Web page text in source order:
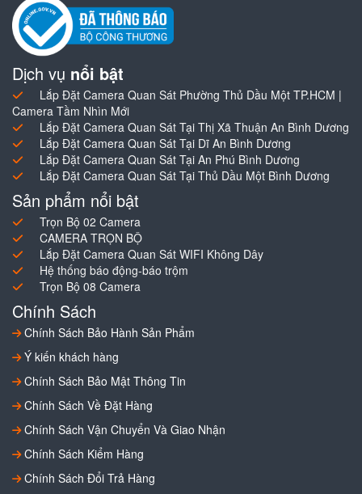
Dịch vụ nổi bật
Lắp Đặt Camera Quan Sát Phường Thủ Dầu Một TP.HCM |
Camera Tầm Nhìn Mới
Lắp Đặt Camera Quan Sát Tại Thị Xã Thuận An Bình Dương
Lắp Đặt Camera Quan Sát Tại Dĩ An Bình Dương
Lắp Đặt Camera Quan Sát Tại An Phú Bình Dương
Lắp Đặt Camera Quan Sát Tại Thủ Dầu Một Bình Dương
Sản phẩm nổi bật
Trọn Bộ 02 Camera
CAMERA TRỌN BỘ
Lắp Đặt Camera Quan Sát WIFI Không Dây
Hệ thống báo động-báo trộm
Trọn Bộ 08 Camera
Chính Sách
Chính Sách Bảo Hành Sản Phẩm
Ý kiến khách hàng
Chính Sách Bảo Mật Thông Tin
Chính Sách Về Đặt Hàng
Chính Sách Vận Chuyển Và Giao Nhận
Chính Sách Kiểm Hàng
Chính Sách Đổi Trả Hàng